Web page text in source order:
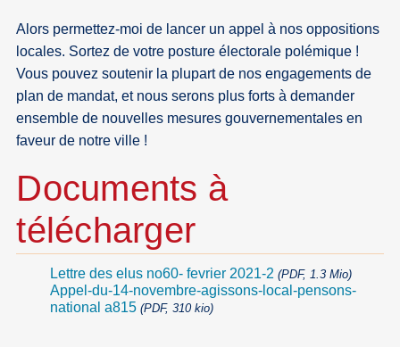
Alors permettez-moi de lancer un appel à nos oppositions
locales. Sortez de votre posture électorale polémique !
Vous pouvez soutenir la plupart de nos engagements de
plan de mandat, et nous serons plus forts à demander
ensemble de nouvelles mesures gouvernementales en
faveur de notre ville !
Documents à
télécharger
Lettre des elus no60- fevrier 2021-2 (PDF, 1.3 Mio)
Appel-du-14-novembre-agissons-local-pensons-
national a815 (PDF, 310 kio)